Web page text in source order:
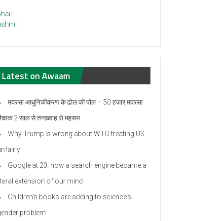
Latest on Awaam
मदरसा आधुनिकीकरण के ढोल की पोल – 50 हज़ार मदरसा
2 साल से तनख़्वाह से महरूम
Why Trump is wrong about WTO treating US
Google at 20: how a search engine became a
extension of our mind
Children’s books are adding to science’s
problem